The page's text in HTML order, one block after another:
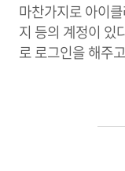
마찬가지로 아이
지 등의 계정이 있
로 로그인을 해주